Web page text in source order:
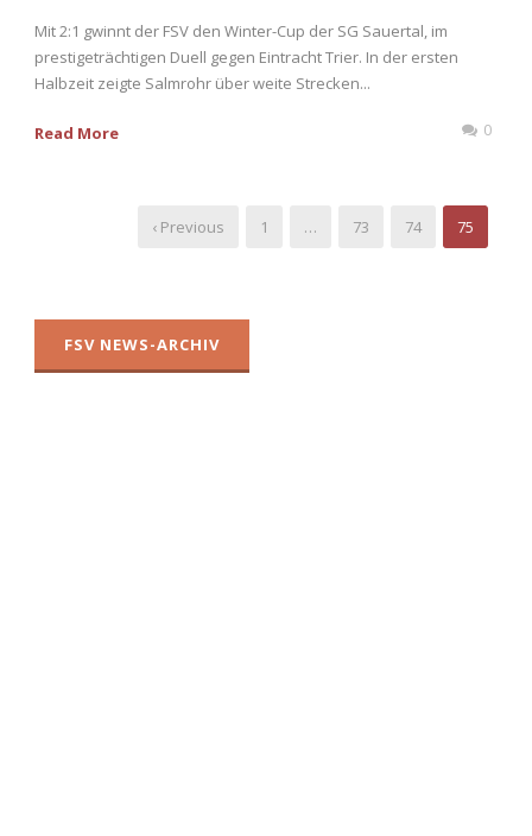
Mit 2:1 gwinnt der FSV den Winter-Cup der SG Sauertal, im
prestigeträchtigen Duell gegen Eintracht Trier. In der ersten
Halbzeit zeigte Salmrohr über weite Strecken...
Read More 0
‹ Previous 1 … 73 74 75
FSV NEWS-ARCHIV